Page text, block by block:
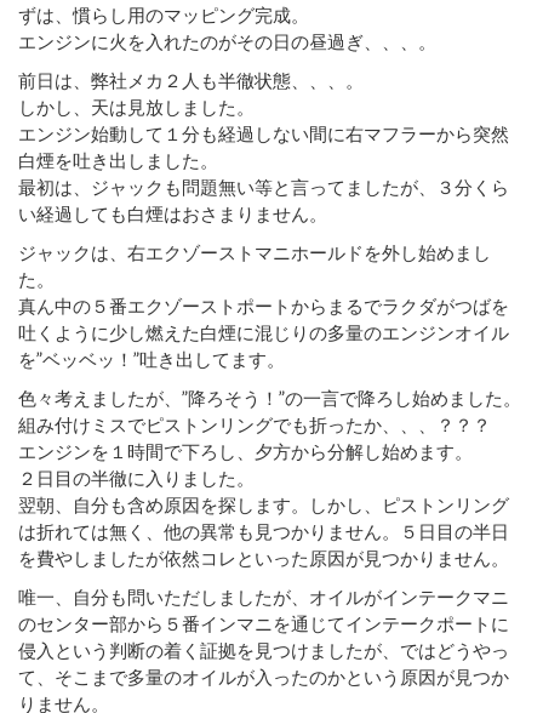
ずは、慣らし用のマッピング完成。
エンジンに火を入れたのがその日の昼過ぎ、、、。
前日は、弊社メカ２人も半徹状態、、、。
しかし、天は見放しました。
エンジン始動して１分も経過しない間に右マフラーから突然
白煙を吐き出しました。
最初は、ジャックも問題無い等と言ってましたが、３分くら
い経過しても白煙はおさまりません。
ジャックは、右エクゾーストマニホールドを外し始めまし
た。
真ん中の５番エクゾーストポートからまるでラクダがつばを
吐くように少し燃えた白煙に混じりの多量のエンジンオイル
を”ベッベッ！”吐き出してます。
色々考えましたが、”降ろそう！”の一言で降ろし始めました。
組み付けミスでピストンリングでも折ったか、、、？？？
エンジンを１時間で下ろし、夕方から分解し始めます。
２日目の半徹に入りました。
翌朝、自分も含め原因を探します。しかし、ピストンリング
は折れては無く、他の異常も見つかりません。５日目の半日
を費やしましたが依然コレといった原因が見つかりません。
唯一、自分も問いただしましたが、オイルがインテークマニ
のセンター部から５番インマニを通じてインテークポートに
侵入という判断の着く証拠を見つけましたが、ではどうやっ
て、そこまで多量のオイルが入ったのかという原因が見つか
りません。